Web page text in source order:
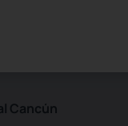
Cancún